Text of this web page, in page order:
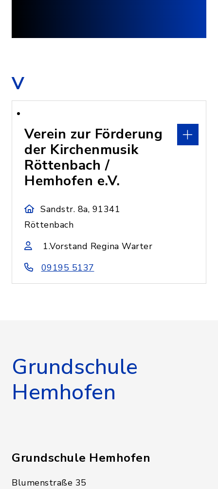
V
Verein zur Förderung
der Kirchenmusik
Röttenbach /
Hemhofen e.V.
Sandstr. 8a, 91341
Röttenbach
1.Vorstand Regina Warter
09195 5137
Grundschule
Hemhofen
Grundschule Hemhofen
Blumenstraße 35